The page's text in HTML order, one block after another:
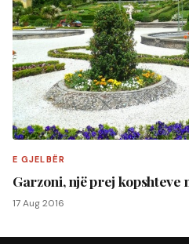
E GJELBËR
Garzoni, një prej kopshteve
17 Aug 2016